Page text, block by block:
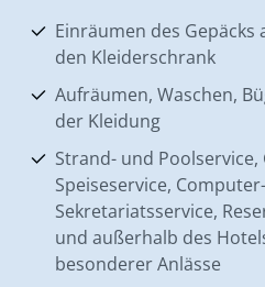
Einräumen des Gepäcks
den Kleiderschrank
Aufräumen, Waschen,
der Kleidung
Strand- und
Speiseservice,
Sekretariatsservice,
und außerhalb des
besonderer Anlässe